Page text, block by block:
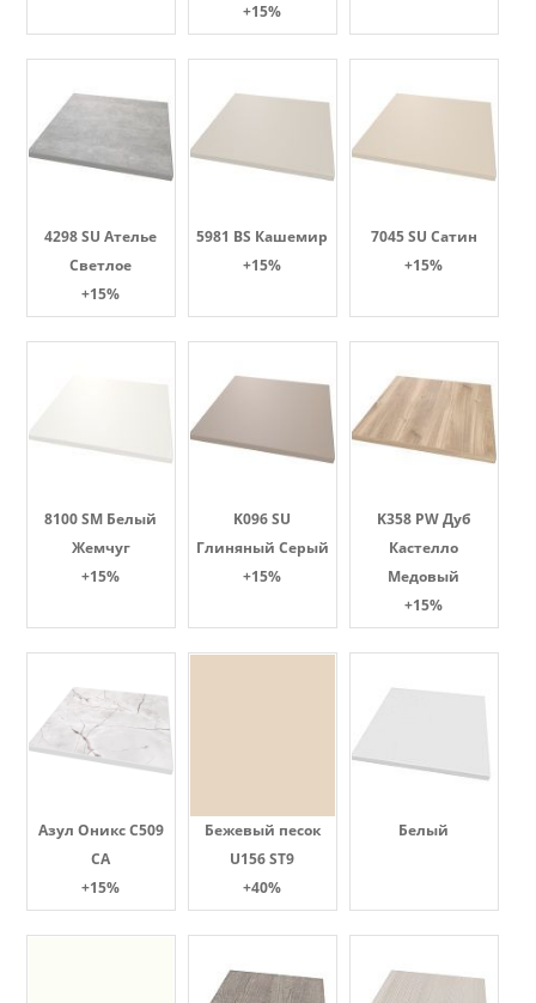
+15%
4298 SU Ателье
Светлое
+15%
5981 BS Кашемир
+15%
7045 SU Сатин
+15%
8100 SM Белый
Жемчуг
+15%
K096 SU
Глиняный Серый
+15%
K358 PW Дуб
Кастелло
Медовый
+15%
Азул Оникс С509
СА
+15%
Бежевый песок
U156 ST9
+40%
Белый